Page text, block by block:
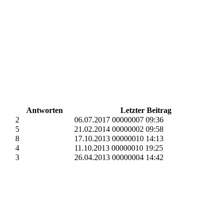
Antworten
Letzter Beitrag
2
06.07.2017 00000007 09:36
5
21.02.2014 00000002 09:58
8
17.10.2013 00000010 14:13
4
11.10.2013 00000010 19:25
3
26.04.2013 00000004 14:42